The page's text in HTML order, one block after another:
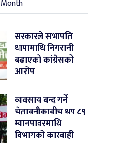
Month
सरकारले सभापति
थापामाथि निगरानी
बढाएको कांग्रेसको
आरोप
व्यवसाय बन्द गर्ने
चेतावनीकाबीच थप ८९
म्यानपावरमाथि
विभागको कारबाही